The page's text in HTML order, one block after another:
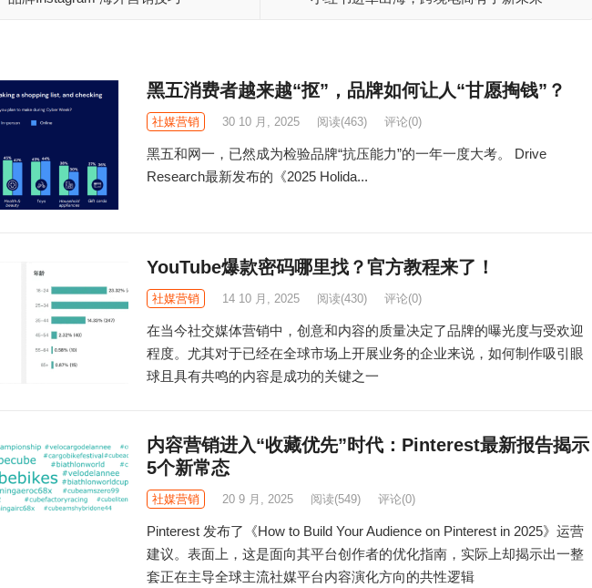
黑五消费者越来越“抠”，品牌如何让人“甘愿掏钱”？
社媒营销 30 10 月, 2025 阅读(463) 评论(0)
黑五和网一，已然成为检验品牌“抗压能力”的一年一度大考。 Drive
Research最新发布的《2025 Holida...
YouTube爆款密码哪里找？官方教程来了！
社媒营销 14 10 月, 2025 阅读(430) 评论(0)
在当今社交媒体营销中，创意和内容的质量决定了品牌的曝光度与受欢迎
程度。尤其对于已经在全球市场上开展业务的企业来说，如何制作吸引眼
球且具有共鸣的内容是成功的关键之一
内容营销进入“收藏优先”时代：Pinterest最新报告揭示
5个新常态
社媒营销 20 9 月, 2025 阅读(549) 评论(0)
Pinterest 发布了《How to Build Your Audience on Pinterest in 2025》运营
建议。表面上，这是面向其平台创作者的优化指南，实际上却揭示出一整
套正在主导全球主流社媒平台内容演化方向的共性逻辑